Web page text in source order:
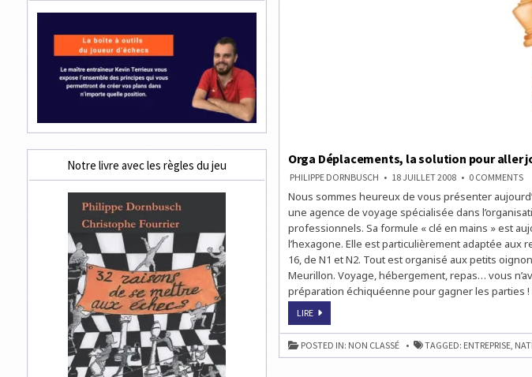
Orga Déplacements, la solution pour aller
PHILIPPE DORNBUSCH 18 JUILLET 2008 0 COMMENTSON
LA
Nous sommes heureux de vous présenter
une agence de voyage spécialisée dans
professionnels. Sa formule « clé en mains » est
l’hexagone. Elle est particulièrement adaptée aux
16, de N1 et N2. Tout est organisé aux petits
Meurillon. Voyage, hébergement, repas… vous
préparation échiquéenne pour gagner les parties
LIREORGA
LA
SOLUTION
POUR
ALLER
POSTED IN: NON CLASSÉ TAGGED: ENTREPRISE,
Notre livre avec les règles du jeu